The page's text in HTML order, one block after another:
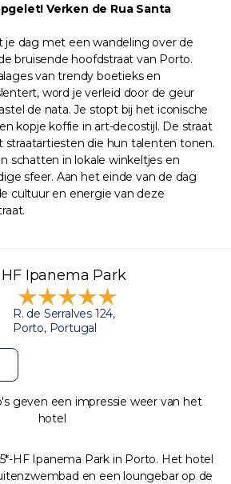
Verken de Rua Santa
je dag met een wandeling over de
bruisende hoofdstraat van Porto.
van trendy boetieks en
word je verleid door de geur
de nata. Je stopt bij het iconische
kopje koffie in art-decostijl. De straat
straatartiesten die hun talenten tonen.
schatten in lokale winkeltjes en
sfeer. Aan het einde van de dag
cultuur en energie van deze
HF Ipanema Park
R. de Serralves 124,
Porto, Portugal
geven een impressie weer van het
hotel
HF Ipanema Park in Porto. Het hotel
en een loungebar op de